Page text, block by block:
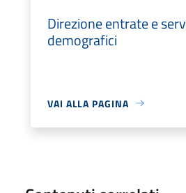
Direzione entrate e
demografici
VAI ALLA PAGINA